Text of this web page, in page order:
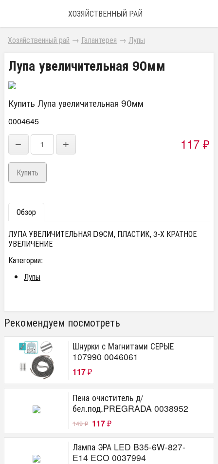
ХОЗЯЙСТВЕННЫЙ РАЙ
Хозяйственный рай → Галантерея → Лупы
Лупа увеличительная 90мм
Купить Лупа увеличительная 90мм
0004645
− + 117 ₽
Обзор
ЛУПА УВЕЛИЧИТЕЛЬНАЯ D9СМ, ПЛАСТИК, 3-Х КРАТНОЕ
УВЕЛИЧЕНИЕ
Категории:
Лупы
Рекомендуем посмотреть
Шнурки с Магнитами СЕРЫЕ
107990 0046061
117 ₽
Пена очиститель д/
бел.под.PREGRADA 0038952
149₽ 117 ₽
Лампа ЭРА LED B35-6W-827-
E14 ECO 0037994